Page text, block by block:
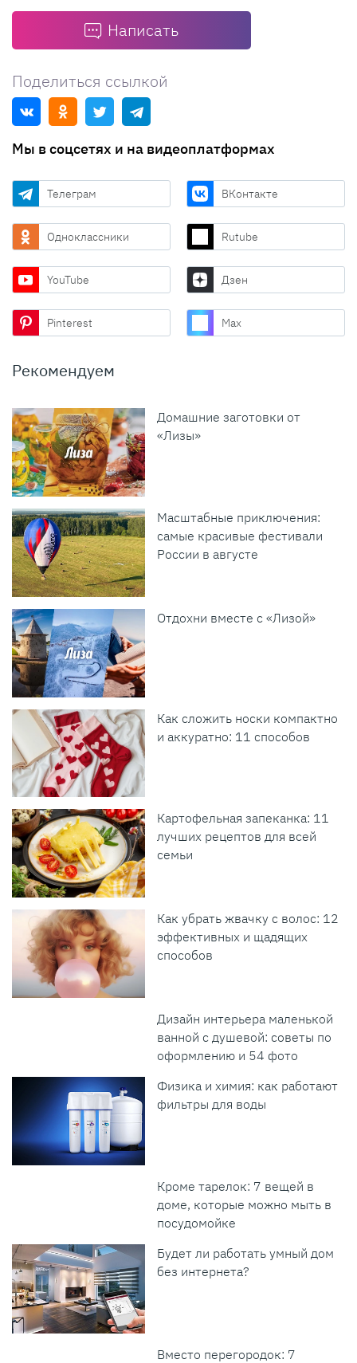
Написать
Поделиться ссылкой
Мы в соцсетях и на видеоплатформах
Телеграм ВКонтакте
Одноклассники Rutube
YouTube Дзен
Pinterest Max
Рекомендуем
Домашние заготовки от
«Лизы»
Масштабные приключения:
самые красивые фестивали
России в августе
Отдохни вместе с «Лизой»
Как сложить носки компактно
и аккуратно: 11 способов
Картофельная запеканка: 11
лучших рецептов для всей
семьи
Как убрать жвачку с волос: 12
эффективных и щадящих
способов
Дизайн интерьера маленькой
ванной с душевой: советы по
оформлению и 54 фото
Физика и химия: как работают
фильтры для воды
Кроме тарелок: 7 вещей в
доме, которые можно мыть в
посудомойке
Будет ли работать умный дом
без интернета?
Вместо перегородок: 7